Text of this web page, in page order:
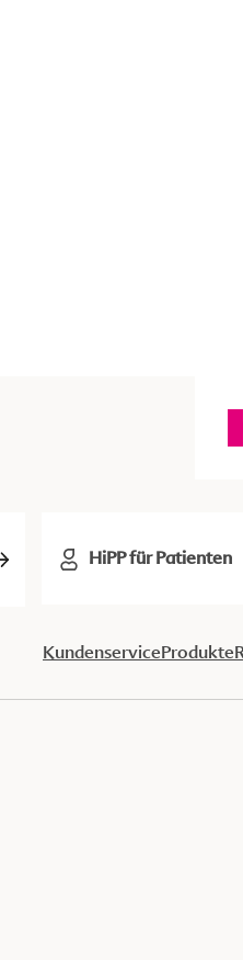
HiPP für Patienten
KundenserviceProdukte